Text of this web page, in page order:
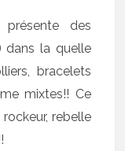
des
dans la quelle
bracelets
mixtes!! Ce
rebelle